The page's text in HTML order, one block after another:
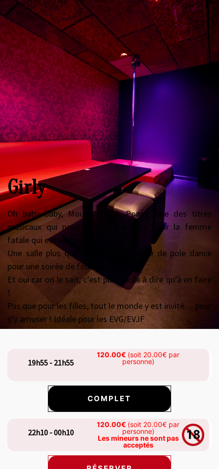
Girly
Oh baby baby, Moulin rouge, Poney, que des titres
musicaux qui nous inspirent à faire jaillir la femme
fatale qui est en nous !
Une salle plus que Girly avec sa barre de pole dance
pour une soirée de fou rire !
Et oui car on le sait, c’est plus facile à dire qu’à en faire
!
Pas que pour les filles, tout le monde y est invité… pour
s’y amuser ! Idéale pour les EVG/EVJF
19h55 - 21h55
120.00€ (soit 20.00€ par
personne)
COMPLET
22h10 - 00h10
120.00€ (soit 20.00€ par
personne)
Les mineurs ne sont pas
acceptés